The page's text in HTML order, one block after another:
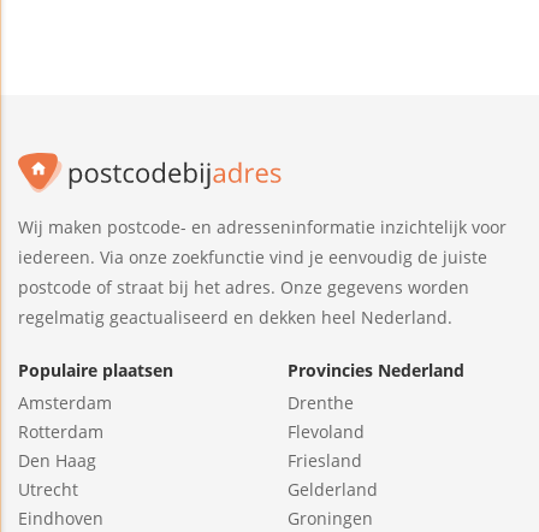
Wij maken postcode- en adresseninformatie inzichtelijk voor
iedereen. Via onze zoekfunctie vind je eenvoudig de juiste
postcode of straat bij het adres. Onze gegevens worden
regelmatig geactualiseerd en dekken heel Nederland.
Populaire plaatsen
Amsterdam
Rotterdam
Den Haag
Utrecht
Eindhoven
Provincies Nederland
Drenthe
Flevoland
Friesland
Gelderland
Groningen